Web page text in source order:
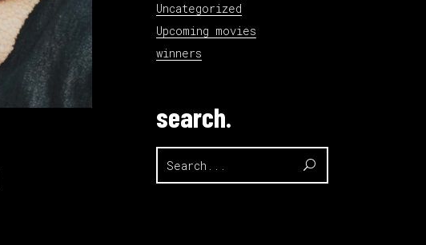
Uncategorized
Upcoming movies
winners
search.
for: